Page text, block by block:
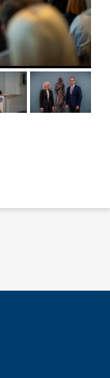
fookusesse
Too foto